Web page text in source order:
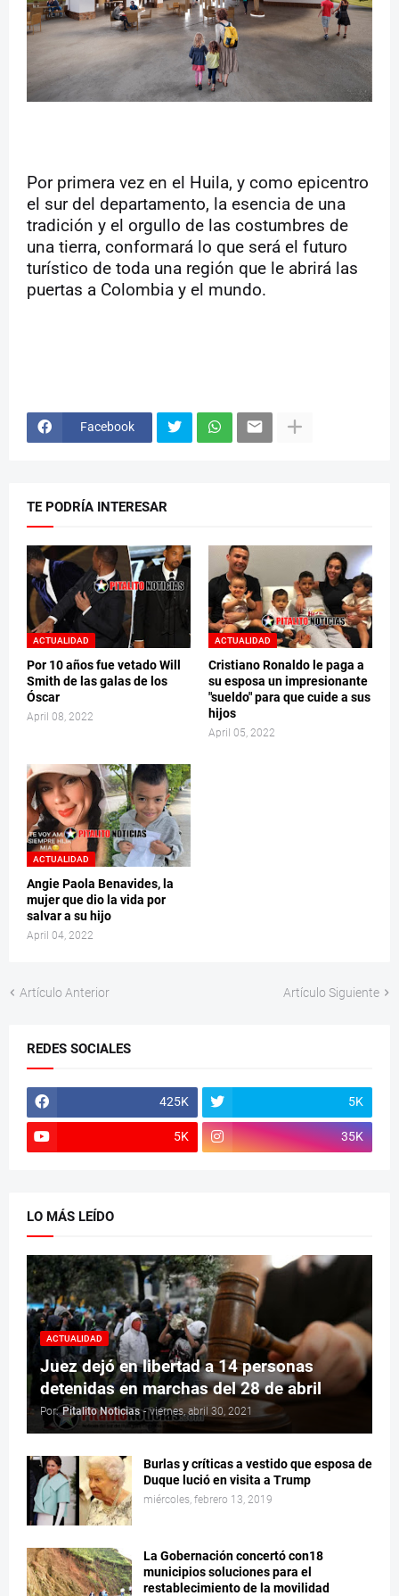
Por primera vez en el Huila, y como epicentro
el sur del departamento, la esencia de una
tradición y el orgullo de las costumbres de
una tierra, conformará lo que será el futuro
turístico de toda una región que le abrirá las
puertas a Colombia y el mundo.
Facebook
TE PODRÍA INTERESAR
ACTUALIDAD
Por 10 años fue vetado Will
Smith de las galas de los
Óscar
April 08, 2022
ACTUALIDAD
Cristiano Ronaldo le paga a
su esposa un impresionante
"sueldo" para que cuide a sus
hijos
April 05, 2022
ACTUALIDAD
Angie Paola Benavides, la
mujer que dio la vida por
salvar a su hijo
April 04, 2022
Artículo Anterior Artículo Siguiente
REDES SOCIALES
425K 5K
5K 35K
LO MÁS LEÍDO
ACTUALIDAD
Juez dejó en libertad a 14 personas
detenidas en marchas del 28 de abril
Por: Pitalito Noticias - viernes, abril 30, 2021
Burlas y críticas a vestido que esposa de
Duque lució en visita a Trump
miércoles, febrero 13, 2019
La Gobernación concertó con18
municipios soluciones para el
restablecimiento de la movilidad